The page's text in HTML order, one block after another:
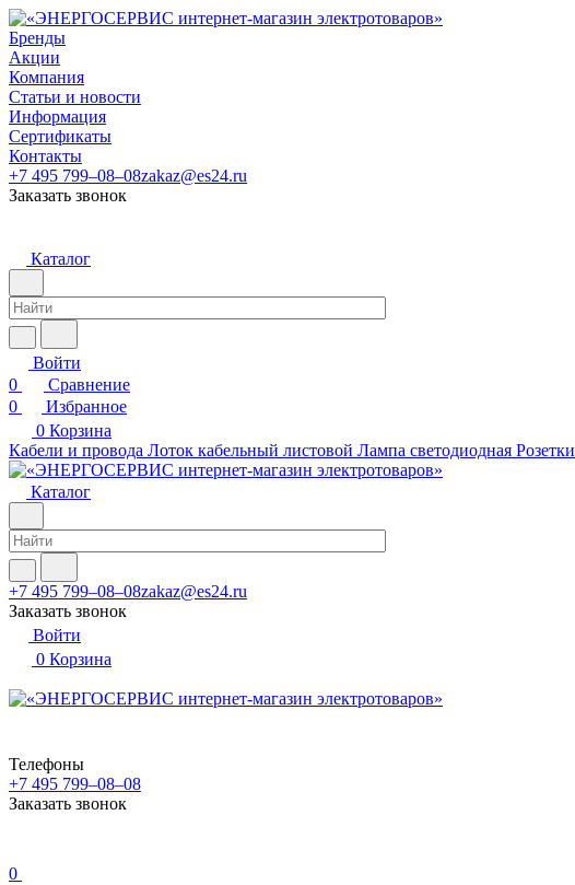
Бренды
Акции
Компания
Статьи и новости
Информация
Сертификаты
Контакты
+7 495 799–08–08zakaz@es24.ru
Заказать звонок
Каталог
Войти
0
Сравнение
0
Избранное
0 Корзина
Кабели и провода Лоток кабельный листовой Лампа светодиодная Розетки
Каталог
+7 495 799–08–08zakaz@es24.ru
Заказать звонок
Войти
0 Корзина
Телефоны
+7 495 799–08–08
Заказать звонок
0